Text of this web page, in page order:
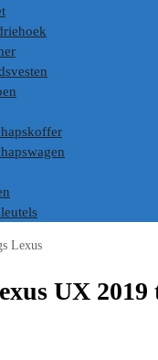
Lexus
UX 2019